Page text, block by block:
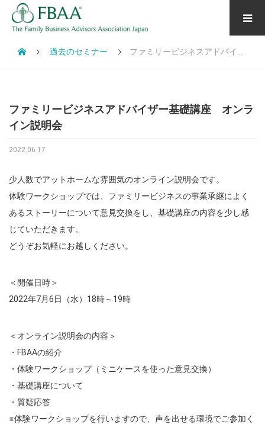
過去のセミナー ファミリービジネスアドバイザー基礎講座 オンライン説明会
ファミリービジネスアドバイザー基礎講座 オンラ
イン説明会
2022.06.17
少人数でアットホームな雰囲気のオンライン説明会です。
体験ワークショップでは、ファミリービジネスの事業承継によく
あるストーリーについて意見交換をし、基礎講座の内容を少し感
じていただきます。
どうぞお気軽にお越しください。
＜開催日時＞
2022年7月6日（水）18時～19時
＜オンライン説明会の内容＞
・FBAAの紹介
・体験ワークショップ（ミニケースを使った意見交換）
・基礎講座について
・質疑応答
※体験ワークショップを行いますので、声を出せる環境でご参加く